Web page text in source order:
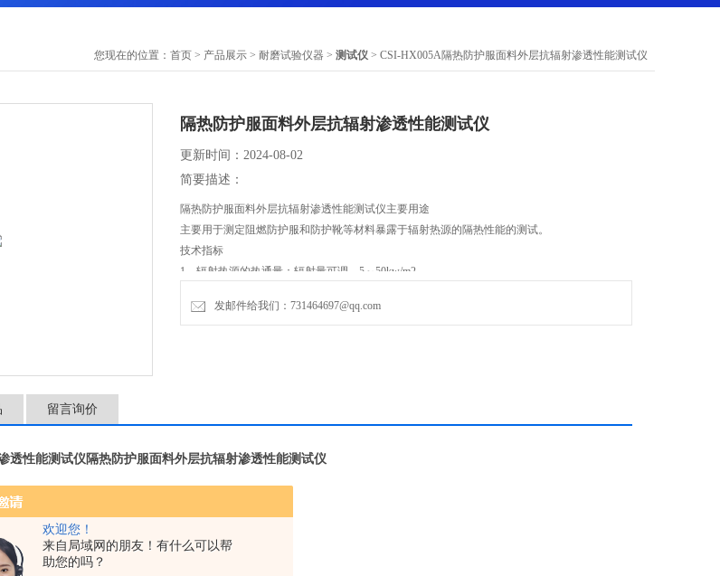
欢迎您！
来自局域网的朋友！有什么可以帮
助您的吗？
您现在的位置： 首页 > 产品展示 > 耐磨试验仪器 > 测试仪 > CSI-HX005A隔热防护服面料外层抗辐射渗透性能测试仪
隔热防护服面料外层抗辐射渗透性能测试仪
更新时间：2024-08-02
简要描述：
隔热防护服面料外层抗辐射渗透性能测试仪主要用途
主要用于测定阻燃防护服和防护靴等材料暴露于辐射热源的隔热性能的测试。
技术指标
1、辐射热源的热通量：辐射量可调，5～50kw/m2
3、量热器测温范围：常温～85℃；
发邮件给我们：731464697@qq.com
留言询价
透性能测试仪隔热防护服面料外层抗辐射渗透性能测试仪
护靴等材料暴露于辐射热源的隔热性能的测试。
量可调，5～ 50kw/m2